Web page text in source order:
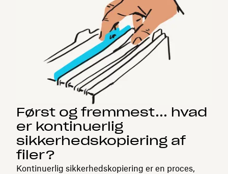
Først og fremmest... hvad
er kontinuerlig
sikkerhedskopiering af
filer?
Kontinuerlig sikkerhedskopiering er en proces,